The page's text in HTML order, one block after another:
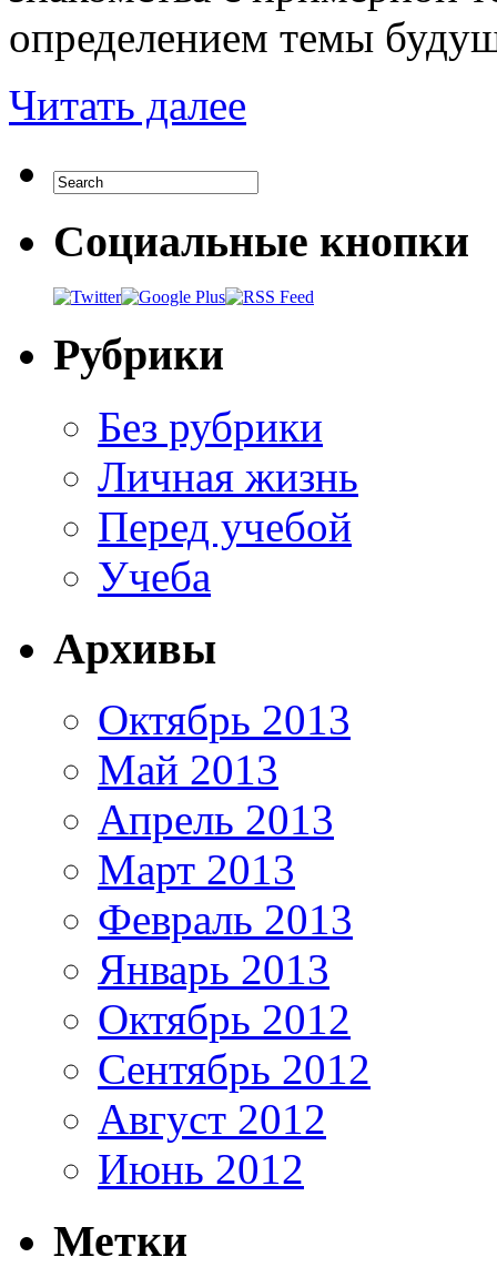
определением темы
Читать далее
Социальные кнопки
Рубрики
Без рубрики
Личная жизнь
Перед учебой
Учеба
Архивы
Октябрь 2013
Май 2013
Апрель 2013
Март 2013
Февраль 2013
Январь 2013
Октябрь 2012
Сентябрь 2012
Август 2012
Июнь 2012
Метки